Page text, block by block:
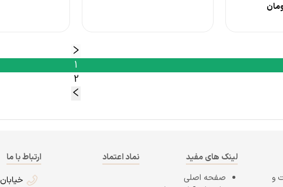
1
2
و
لینک های مفید
صفحه اصلی
نماد اعتماد
ارتباط با ما
خیابان